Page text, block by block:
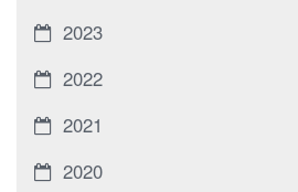
2023
2022
2021
2020